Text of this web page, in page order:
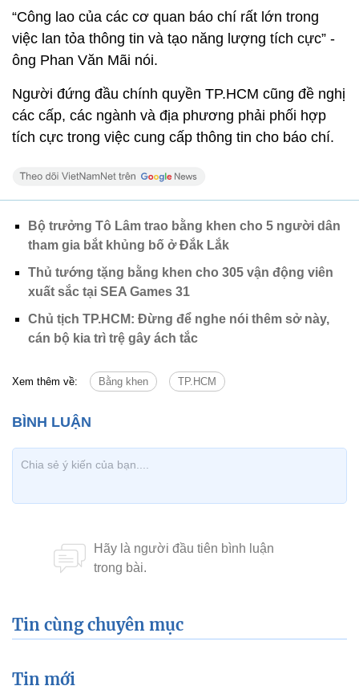
“Công lao của các cơ quan báo chí rất lớn trong
việc lan tỏa thông tin và tạo năng lượng tích cực” -
ông Phan Văn Mãi nói.
Người đứng đầu chính quyền TP.HCM cũng đề nghị
các cấp, các ngành và địa phương phải phối hợp
tích cực trong việc cung cấp thông tin cho báo chí.
Bộ trưởng Tô Lâm trao bằng khen cho 5 người dân
tham gia bắt khủng bố ở Đắk Lắk
Thủ tướng tặng bằng khen cho 305 vận động viên
xuất sắc tại SEA Games 31
Chủ tịch TP.HCM: Đừng để nghe nói thêm sở này,
cán bộ kia trì trệ gây ách tắc
Xem thêm về: Bằng khen TP.HCM
Tin cùng chuyên mục
Tin mới